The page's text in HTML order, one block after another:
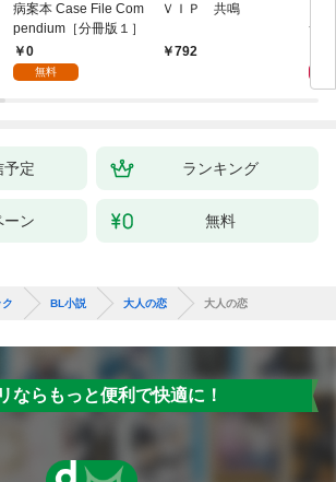
病案本 Case File Com
pendium［分冊版１］
0
無料
ＶＩＰ 共鳴
792
つ
予定 ランキング
ーン 無料
BL小説 大人の恋 大人の恋
ならもっと便利で快適に！